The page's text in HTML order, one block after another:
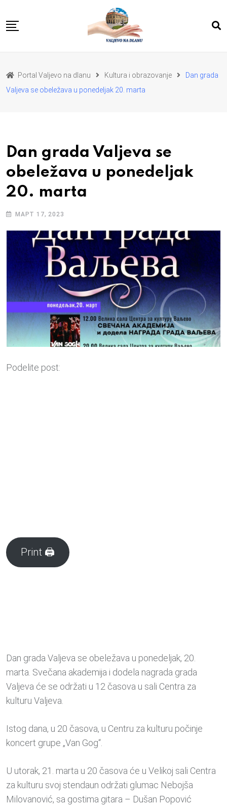
to
REGION
PRIVREDA
POLITIKA
EKOLOGIJA
O NAMA
Portal Valjevo na dlanu Kultura i obrazovanje
Dan grada
Valjeva se obeležava u ponedeljak 20. marta
Dan grada Valjeva se
obeležava u ponedeljak
20. marta
МАРТ 17, 2023
Podelite post:
Print 🖨
Dan grada Valjeva se obeležava u ponedeljak, 20.
marta. Svečana akademija i dodela nagrada grada
Valjeva će se održati u 12 časova u sali Centra za
kulturu Valjeva.
Istog dana, u 20 časova, u Centru za kulturu počinje
koncert grupe „Van Gog“.
U utorak, 21. marta u 20 časova će u Velikoj sali Centra
za kulturu svoj stendaun održati glumac Nebojša
Milovanović, sa gostima gitara – Dušan Popović